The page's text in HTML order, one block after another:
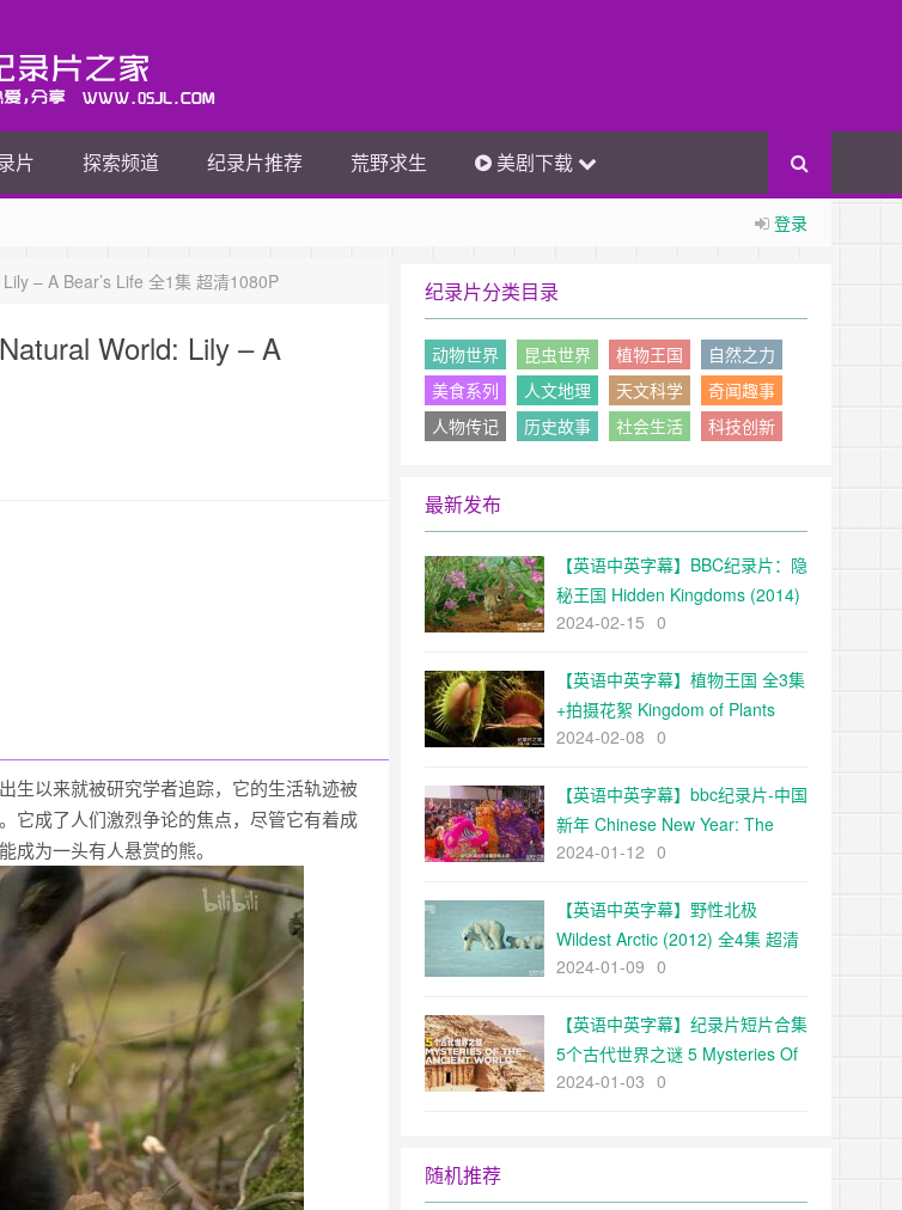
片 探索频道 纪录片推荐 荒野求生 美剧下载
登录
– A Bear’s Life 全1集 超清1080P
World: Lily – A
生以来就被研究学者追踪，它的生活轨迹被
它成了人们激烈争论的焦点，尽管它有着成
为一头有人悬赏的熊。
纪录片分类目录
动物世界 昆虫世界 植物王国
自然之力
美食系列
人文地理 天文科学
奇闻趣事
人物传记
历史故事 社会生活 科技创新
最新发布
【英语中英字幕】BBC纪录片：隐
秘王国 Hidden Kingdoms (2014)
全3集+电影版 Hidden
2024-02-15 0
【英语中英字幕】植物王国 全3集
+拍摄花絮 Kingdom of Plants
with David Attenborough 高清
2024-02-08 0
【英语中英字幕】bbc纪录片-中国
新年 Chinese New Year: The
Biggest Celebration on Earth
2024-01-12 0
【英语中英字幕】野性北极
Wildest Arctic (2012) 全4集 超清
720P下载
2024-01-09 0
【英语中英字幕】纪录片短片合集
5个古代世界之谜 5 Mysteries Of
The Ancient World超清1080p下
2024-01-03 0
随机推荐